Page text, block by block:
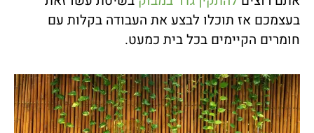
בעצמכם אז תוכלו לבצע את העבודה בקלות עם
חומרים הקיימים בכל בית כמעט.